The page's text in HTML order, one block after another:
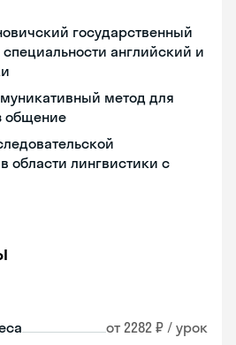
государственный
специальности английский и
метод для
общение
области лингвистики с
от 2282 ₽ / урок